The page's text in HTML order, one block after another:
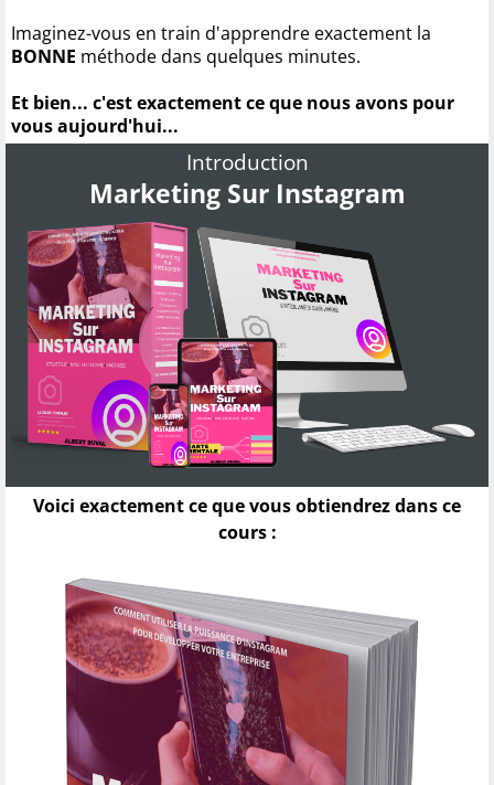
Imaginez-vous en train d'apprendre exactement la
BONNE méthode dans quelques minutes.
Et bien... c'est exactement ce que nous avons pour
vous aujourd'hui...
Introduction
Marketing Sur Instagram
Voici exactement ce que vous obtiendrez dans ce
cours :